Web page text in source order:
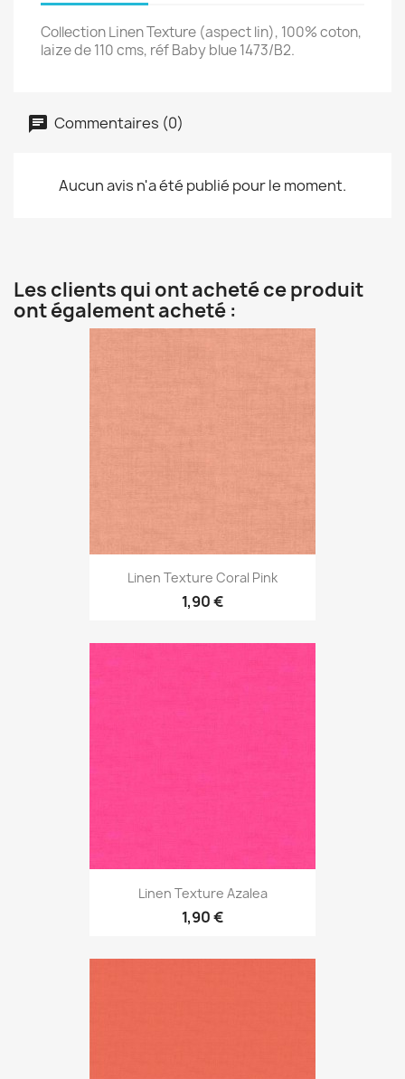
Collection Linen Texture (aspect lin), 100% coton,
laize de 110 cms, réf Baby blue 1473/B2.
Commentaires (0)
Aucun avis n'a été publié pour le moment.
Les clients qui ont acheté ce produit
ont également acheté :
Linen Texture Coral Pink
1,90 €
Linen Texture Azalea
1,90 €